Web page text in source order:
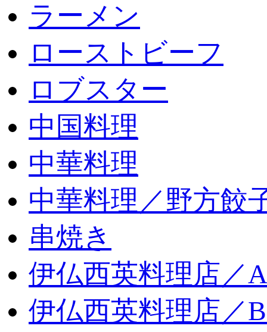
ラーメン
ローストビーフ
ロブスター
中国料理
中華料理
中華料理／野方餃
串焼き
伊仏西英料理店／
伊仏西英料理店／